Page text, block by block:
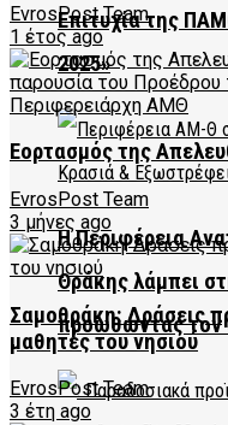
Επιτυχία της
2025»
Η Περιφέρεια
Θράκης λάμπει
προωθώντας τον
EvrosPost Team
1 έτος ago
Εορτασμός της
EvrosPost Team
3 μήνες ago
Σαμοθράκη: Δράσεις
μαθητές του νησιού
EvrosPost Team
3 έτη ago